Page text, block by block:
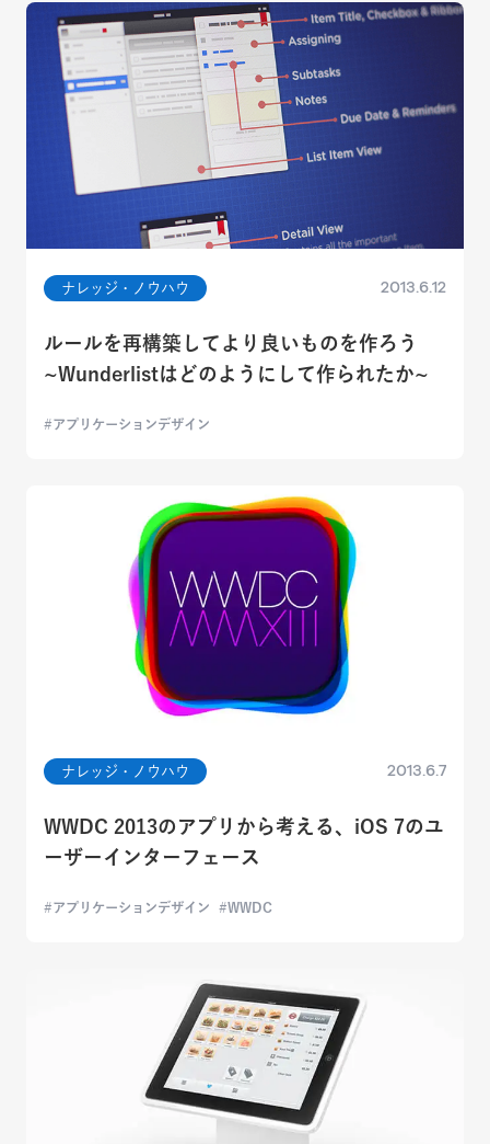
ナレッジ・ノウハウ 2013.6.12
ルールを再構築してより良いものを作ろう
~Wunderlistはどのようにして作られたか~
アプリケーションデザイン
ナレッジ・ノウハウ 2013.6.7
WWDC 2013のアプリから考える、iOS 7のユ
ーザーインターフェース
アプリケーションデザイン WWDC